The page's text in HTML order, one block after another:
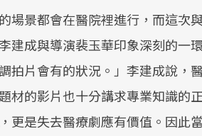
場景都會在醫院裡進行，而這次
建成與導演裴玉華印象深刻的一
拍片會有的狀況。」李建成說，
材的影片也十分講求專業知識的
更是失去醫療劇應有價值。因此